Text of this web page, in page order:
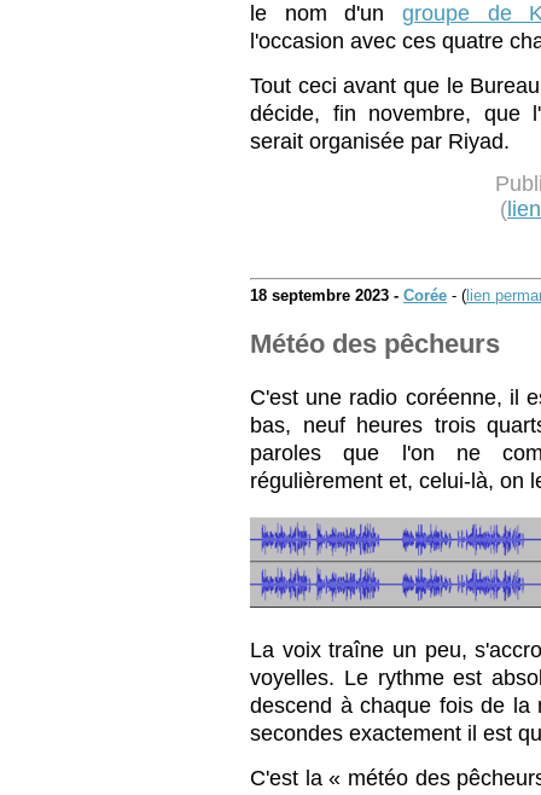
le nom d'un groupe de
l'occasion avec ces quatre
Tout ceci avant que le
décide, fin novembre, que
serait organisée par Riyad.
(
18 septembre 2023 - Corée - (lien
Météo des pêcheurs
C'est une radio coréenne, il
bas, neuf heures trois
paroles que l'on ne
régulièrement et, celui-là, on
La voix traîne un peu,
voyelles. Le rythme est
descend à chaque fois de la
secondes exactement il est
C'est la « météo des